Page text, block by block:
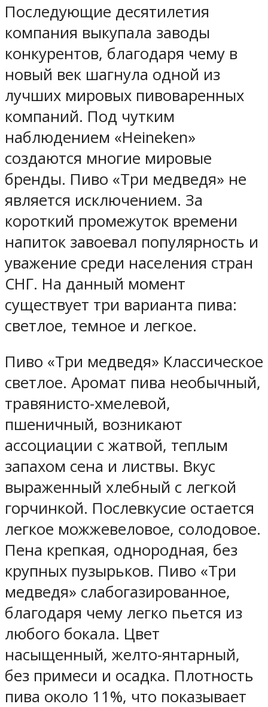
Последующие десятилетия
компания выкупала заводы
конкурентов, благодаря чему в
новый век шагнула одной из
лучших мировых пивоваренных
компаний. Под чутким
наблюдением «Heineken»
создаются многие мировые
бренды. Пиво «Три медведя» не
является исключением. За
короткий промежуток времени
напиток завоевал популярность и
уважение среди населения стран
СНГ. На данный момент
существует три варианта пива:
светлое, темное и легкое.
Пиво «Три медведя» Классическое
светлое. Аромат пива необычный,
травянисто-хмелевой,
пшеничный, возникают
ассоциации с жатвой, теплым
запахом сена и листвы. Вкус
выраженный хлебный с легкой
горчинкой. Послевкусие остается
легкое можжевеловое, солодовое.
Пена крепкая, однородная, без
крупных пузырьков. Пиво «Три
медведя» слабогазированное,
благодаря чему легко пьется из
любого бокала. Цвет
насыщенный, желто-янтарный,
без примеси и осадка. Плотность
пива около 11%, что показывает